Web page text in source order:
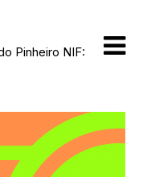
Pinheiro NIF: